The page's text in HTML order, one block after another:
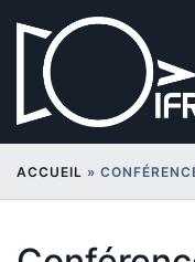
contenu
ACCUEIL »